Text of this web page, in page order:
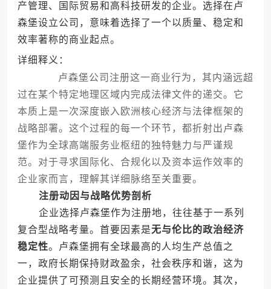
产管理、国际贸易和高科技研发的企业。选择在卢
森堡设立公司，意味着选择了一个以质量、稳定和
效率著称的商业起点。
详细释义：
卢森堡公司注册这一商业行为，其内涵远超
过在某个特定地理区域内完成法律文件的递交。它
本质上是一次深度嵌入欧洲核心经济与法律框架的
战略部署。这个过程的每一个环节，都折射出卢森
堡作为全球高端服务业枢纽的独特魅力与严谨规
范。对于寻求国际化、合规化以及资本运作效率的
企业家而言，理解其详细脉络至关重要。
注册动因与战略优势剖析
企业选择卢森堡作为注册地，往往基于一系列
复合型战略考量。首要因素是无与伦比的政治经济
稳定性。卢森堡拥有全球最高的人均生产总值之
一，政府长期保持财政盈余，社会秩序和谐，这为
企业提供了可预测且安全的长期经营环境。其次，